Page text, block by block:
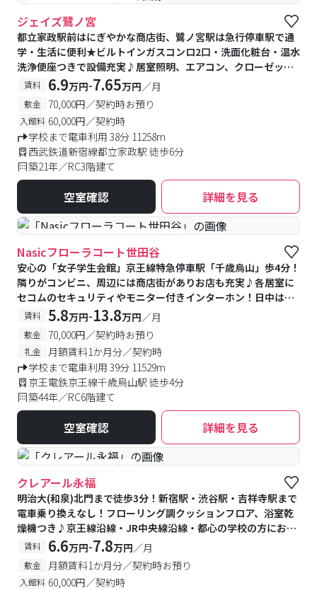
#予約受付中 #空室待ち
ジェイズ鷺ノ宮
都立家政駅前はにぎやかな商店街、鷺ノ宮駅は急行停車駅で通
学・生活に便利★ビルトインガスコンロ2口・洗面化粧台・温水
洗浄便座つきで設備充実♪居室照明、エアコン、クローゼット
が備え付け♪エントランスに宅配BOX完備♪
賃料 6.9万円-7.65万円／月
敷金 70,000円／契約時お預り
入館料 60,000円／契約時
学校まで電車利用 38分 11258m
西武鉄道新宿線都立家政駅 徒歩6分
築21年／RC3階建て
空室確認 詳細を見る
#女性専用 #予約受付中 #空室待ち
Nasicフローラコート世田谷
安心の「女子学生会館」京王線特急停車駅「千歳烏山」歩4分！
隣りがコンビニ、周辺には商店街がありお店も充実♪各居室に
セコムのセキュリティやモニター付きインターホン！日中は管
理人さんもいます◎館内にはピアノ室、防音室、カンファレン
スルーム(共有キッチン付スペース)もあります
賃料 5.8万円-13.8万円／月
敷金 70,000円／契約時お預り
礼金
月額賃料1か月分／契約時
学校まで電車利用 39分 11529m
京王電鉄京王線千歳烏山駅 徒歩4分
築44年／RC6階建て
空室確認 詳細を見る
#予約受付中 #空室待ち
クレアール永福
明治大(和泉)北門まで徒歩3分！新宿駅・渋谷駅・吉祥寺駅まで
電車乗り換えなし！フローリング調クッションフロア、浴室乾
燥機つき♪京王線沿線・JR中央線沿線・都心の学校の方におす
すめ
賃料 6.6万円-7.8万円／月
敷金 月額賃料1か月分／契約時お預り
入館料 60,000円／契約時